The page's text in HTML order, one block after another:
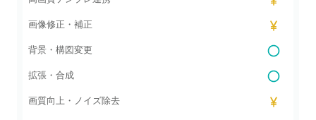
画像修正・補正
背景・構図変更
拡張・合成
画質向上・ノイズ除去